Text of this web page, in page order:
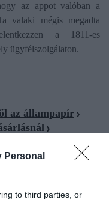
Personal
to third parties, or
az appot valóban a
valaki mégis megadta
a 1811-es
ügyfélszolgálaton.
az állampapír